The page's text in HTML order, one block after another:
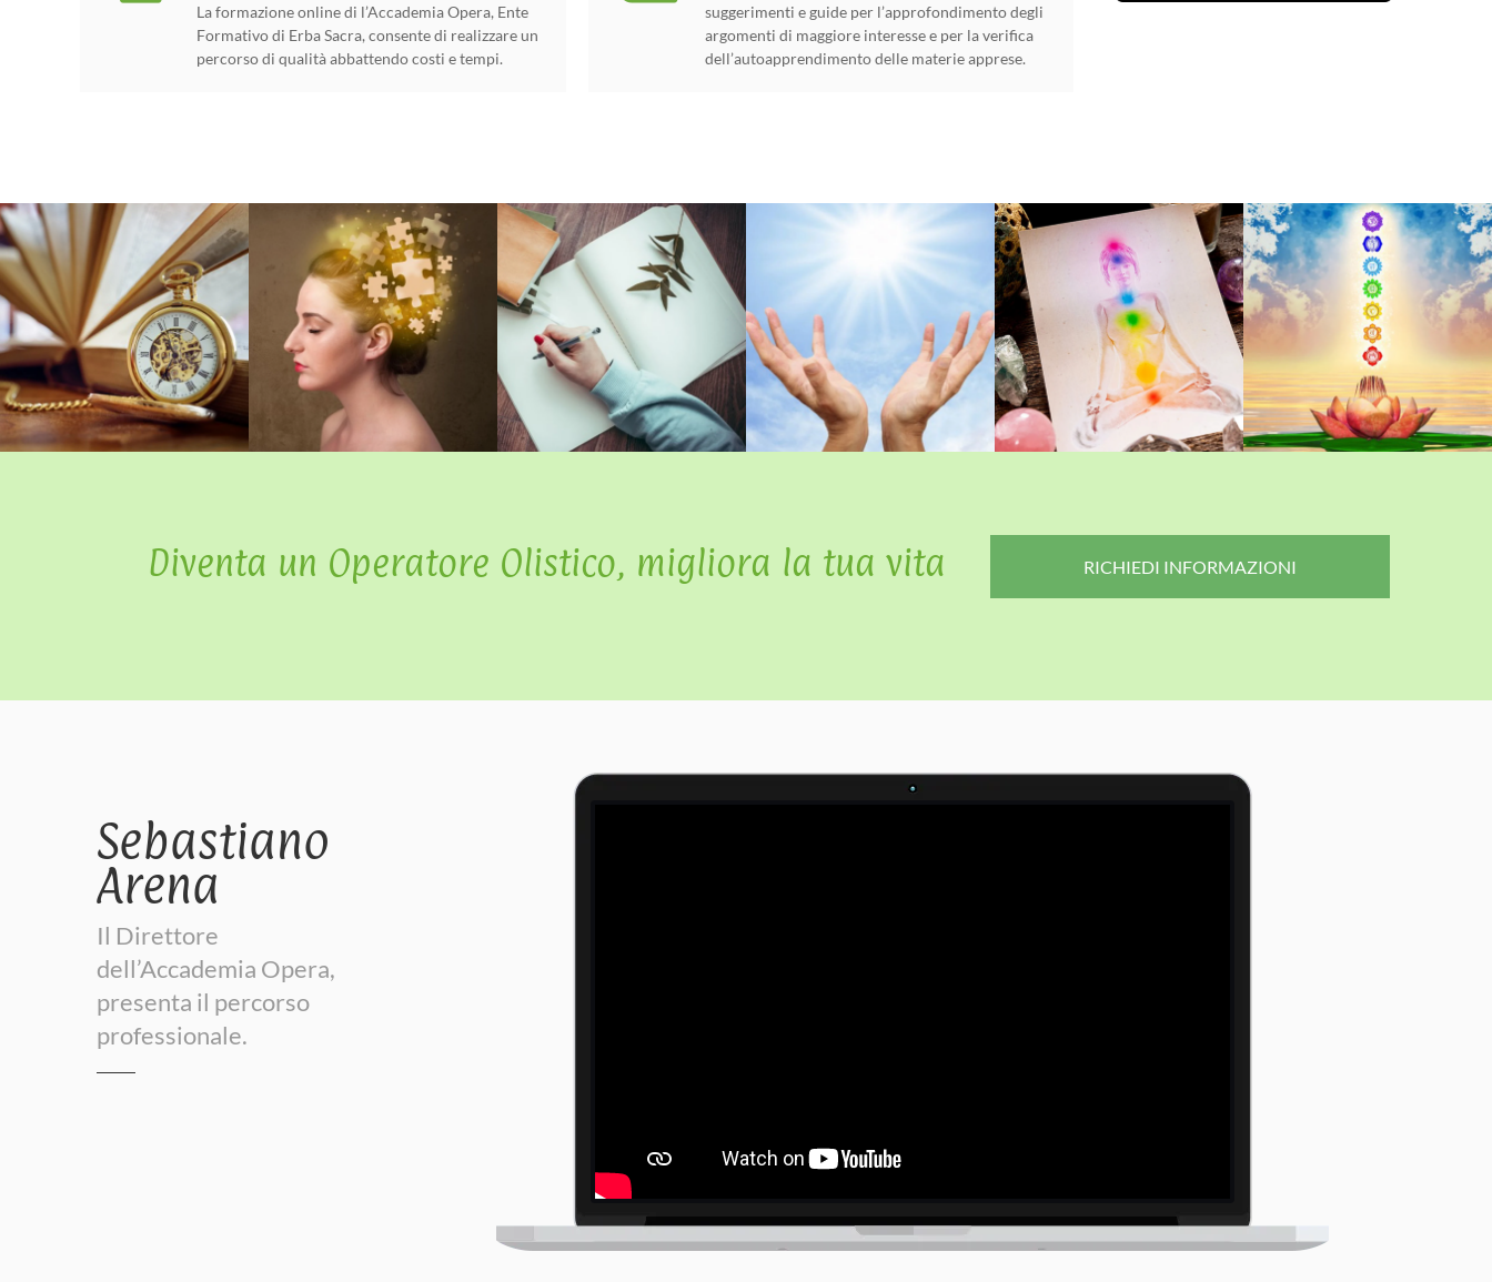
La formazione online di l’Accademia Opera, Ente
Formativo di Erba Sacra, consente di realizzare un
percorso di qualità abbattendo costi e tempi.
suggerimenti e guide per l’approfondimento degli
argomenti di maggiore interesse e per la verifica
dell’autoapprendimento delle materie apprese.
Diventa un Operatore Olistico, migliora la tua vita RICHIEDI INFORMAZIONI
Sebastiano
Arena
Il Direttore
dell’Accademia Opera,
presenta il percorso
professionale.